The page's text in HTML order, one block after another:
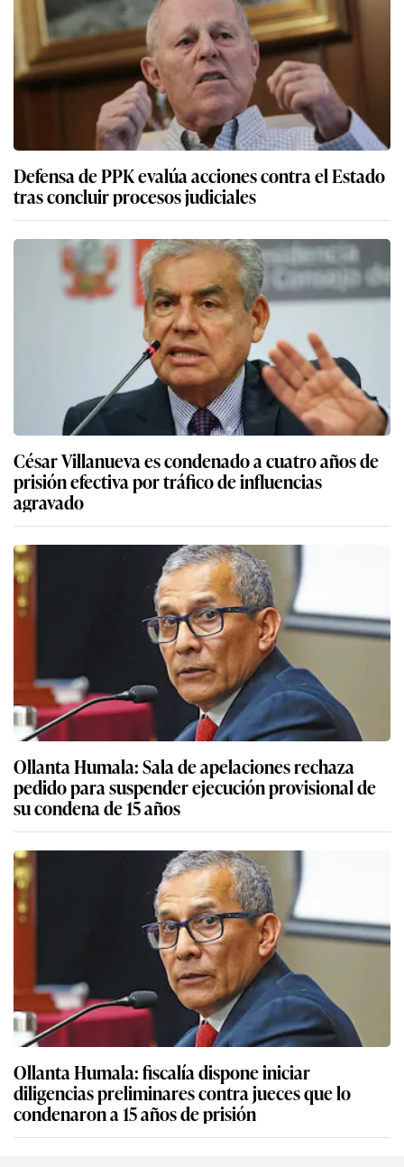
Defensa de PPK evalúa acciones contra el Estado
tras concluir procesos judiciales
César Villanueva es condenado a cuatro años de
prisión efectiva por tráfico de influencias
agravado
Ollanta Humala: Sala de apelaciones rechaza
pedido para suspender ejecución provisional de
su condena de 15 años
Ollanta Humala: fiscalía dispone iniciar
diligencias preliminares contra jueces que lo
condenaron a 15 años de prisión